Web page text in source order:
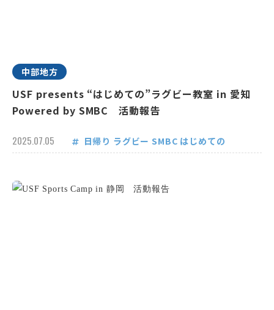
中部地方
USF presents “はじめての”ラグビー教室 in 愛知
Powered by SMBC 活動報告
2025.07.05 日帰り ラグビー SMBC はじめての